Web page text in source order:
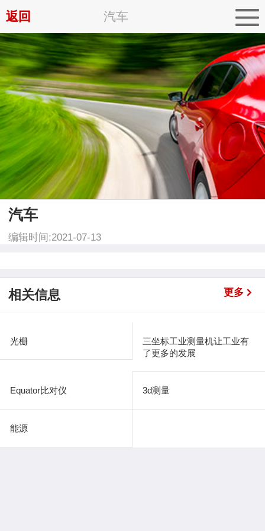
返回 汽车
汽车
编辑时间:2021-07-13
相关信息 更多
光栅
三坐标工业测量机让工业有
了更多的发展
Equator比对仪 3d测量
能源